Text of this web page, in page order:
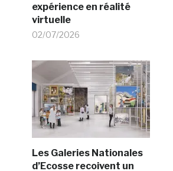
expérience en réalité
virtuelle
02/07/2026
Les Galeries Nationales
d’Ecosse recoivent un